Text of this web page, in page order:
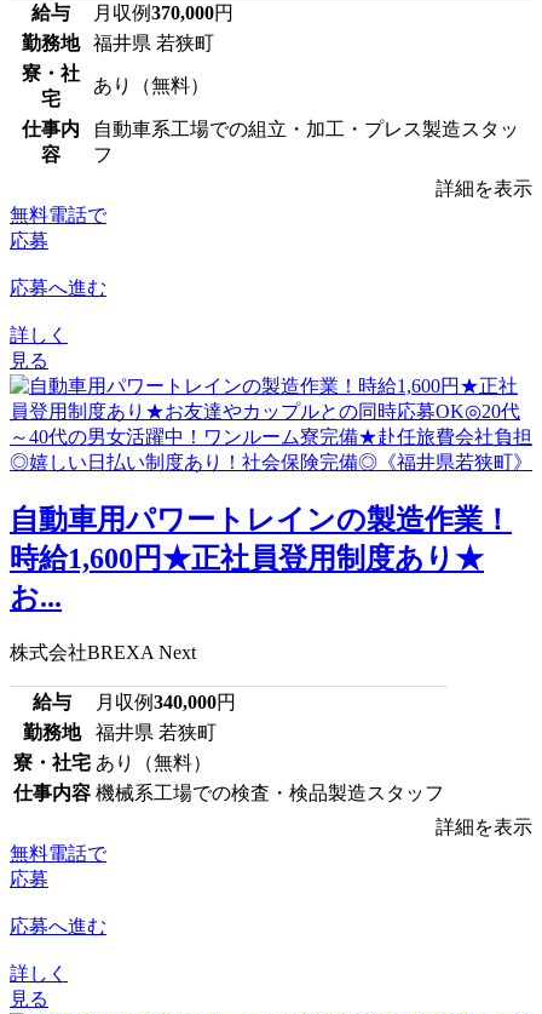
給与 月収例370,000円
勤務地
福井県 若狭町
寮・社
宅
あり（無料）
仕事内
容
自動車系工場での組立・加工・プレス製造スタッ
フ
詳細を表示
無料電話で
応募
応募へ進む
詳しく
見る
⾃動⾞⽤パワートレインの製造作業！
時給1,600円★正社員登用制度あり★
お...
株式会社BREXA Next
給与 月収例340,000円
勤務地
福井県 若狭町
寮・社宅 あり（無料）
仕事内容 機械系工場での検査・検品製造スタッフ
詳細を表示
無料電話で
応募
応募へ進む
詳しく
見る